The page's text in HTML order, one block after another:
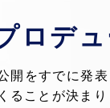
ロデ
開をすでに発
ることが決ま